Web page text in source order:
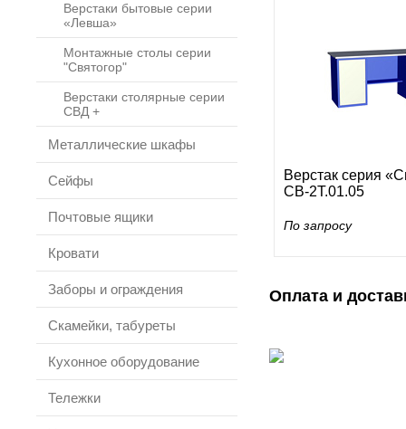
Верстаки бытовые серии
«Левша»
Монтажные столы серии
"Святогор"
Верстаки столярные серии
СВД +
Металлические шкафы
Сейфы
Почтовые ящики
Кровати
Заборы и ограждения
Скамейки, табуреты
Кухонное оборудование
Тележки
Верстак серия
СВ-2Т.01.05
По запросу
Оплата и